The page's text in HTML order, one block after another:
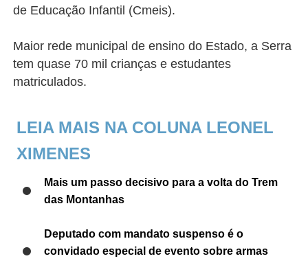
de Educação Infantil (Cmeis).
Maior rede municipal de ensino do Estado, a Serra
tem quase 70 mil crianças e estudantes
matriculados.
LEIA MAIS NA COLUNA LEONEL
XIMENES
Mais um passo decisivo para a volta do Trem
das Montanhas
Deputado com mandato suspenso é o
convidado especial de evento sobre armas